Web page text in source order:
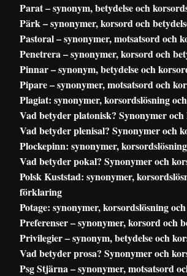
Parat – synonym, betydelse och
Pärk – synonymer, korsord och
Pastoral – synonymer, motsatsord och
Penetrera – synonymer, korsord och
Pinnar – synonym, betydelse och
Pipare – synonymer, motsatsord och
Plagiat: synonymer, korsordslösning
Vad betyder platonisk? Synonymer
Vad betyder plenisal? Synonymer och
Plockepinn: synonymer,
Vad betyder pokal? Synonymer och
Polsk Kuststad: synonymer,
förklaring
Potage: synonymer, korsordslösning
Preferenser – synonymer, korsord och
Privilegier – synonym, betydelse och
Vad betyder prosa? Synonymer och
Psg Stjärna – synonymer, motsatsord